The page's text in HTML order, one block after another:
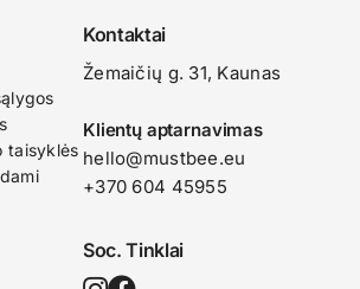
taisyklės
Kontaktai
Žemaičių g. 31, Kaunas​
Klientų aptarnavimas
hello@mustbee.eu
+370 604 45955
Soc. Tinklai